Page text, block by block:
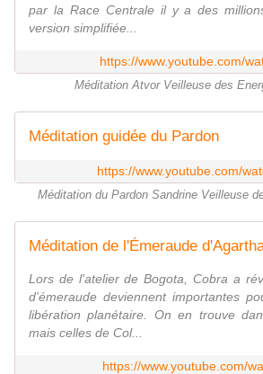
par la Race Centrale il y a des
version simplifiée...
https://www.youtube.com/
Méditation Atvor Veilleuse des
Méditation guidée du Pardon
https://www.youtube.com/
Méditation du Pardon Sandrine Veilleuse
Lors de l'atelier de Bogota, Cobra a
d'émeraude deviennent importantes
libération planétaire. On en trouve
mais celles de Col...
https://www.youtube.com/